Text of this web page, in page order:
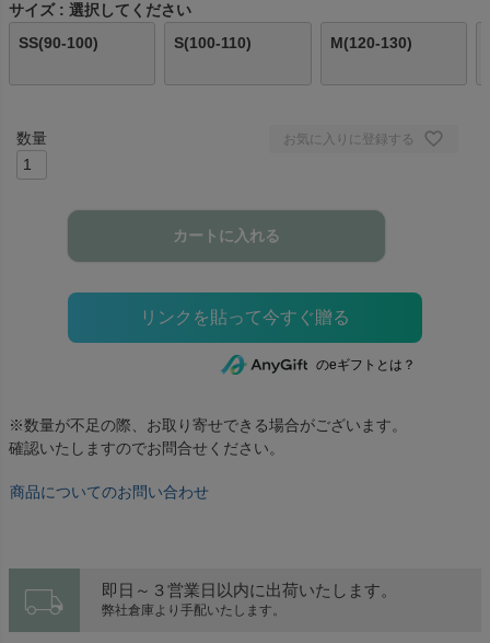
サイズ
選択してください
SS(90-100)
S(100-110) M(120-130)
お気に入りに登録する
カートに入れる
のeギフトとは？
※数量が不足の際、お取り寄せできる場合がございます。
確認いたしますのでお問合せください。
商品についてのお問い合わせ
local_shipping 即日～３営業日以内に出荷いたします。
弊社倉庫より手配いたします。